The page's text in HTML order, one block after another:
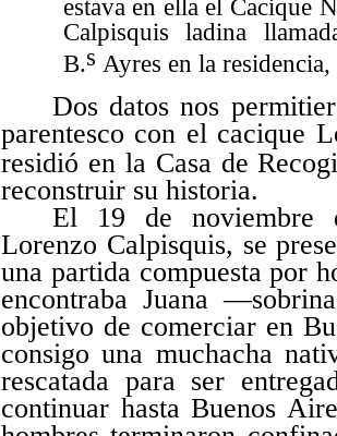
estava en ella el Cacique
Calpisquis ladina
B.s Ayres en la
Dos datos nos
parentesco con el cacique
residió en la Casa de
reconstruir su historia.
El 19 de noviembre
Lorenzo Calpisquis, se
una partida compuesta por
encontraba Juana
objetivo de comerciar en
consigo una muchacha
rescatada para ser
continuar hasta Buenos